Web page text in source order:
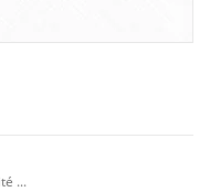
...